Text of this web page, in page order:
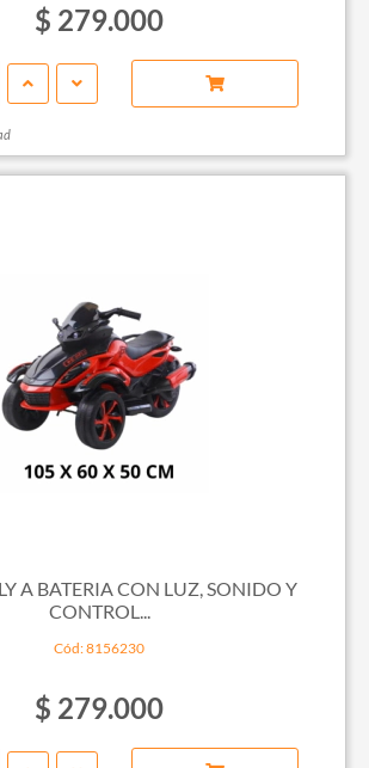
$ 279.000
A BATERIA CON LUZ, SONIDO Y
CONTROL...
Cód: 8156230
$ 279.000